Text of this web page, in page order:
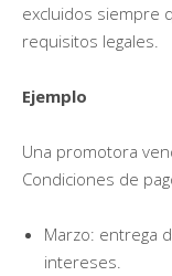
excluidos siempre
requisitos legales.
Ejemplo
Una promotora
Condiciones de
Marzo: entrega
intereses.